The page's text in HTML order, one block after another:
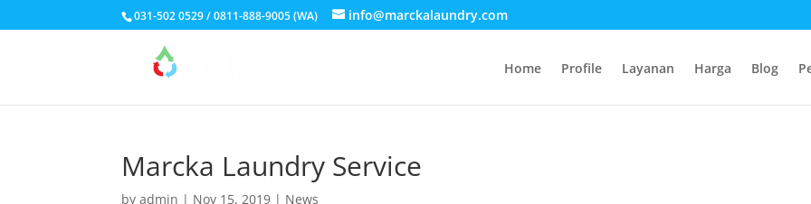
031-502 0529 / 0811-888-9005 (WA) info@marckalaundry.com
Home Profile Layanan Harga Blog
Marcka Laundry Service
byadmin | Nov 15, 2019 | News